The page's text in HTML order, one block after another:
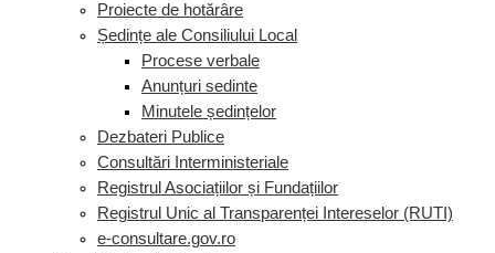
Proiecte de hotărâre
Ședințe ale Consiliului Local
Procese verbale
Anunțuri sedinte
Minutele ședințelor
Dezbateri Publice
Consultări Interministeriale
Registrul Asociațiilor și Fundațiilor
Registrul Unic al Transparenței Intereselor (RUTI)
e-consultare.gov.ro